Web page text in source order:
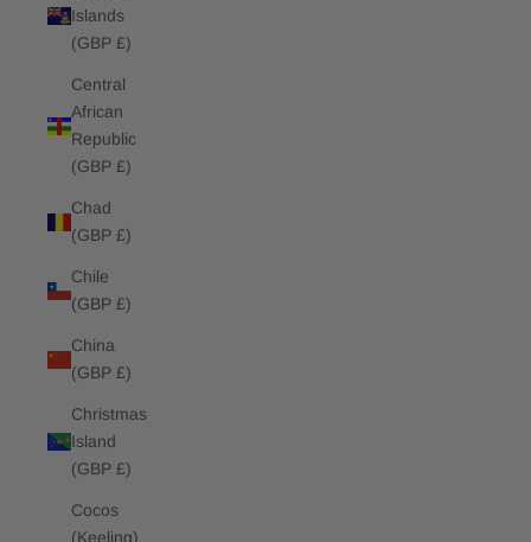
Islands
(GBP £)
Central
African
Republic
(GBP £)
Chad
(GBP £)
Chile
(GBP £)
China
(GBP £)
Christmas
Island
(GBP £)
Cocos
(Keeling)